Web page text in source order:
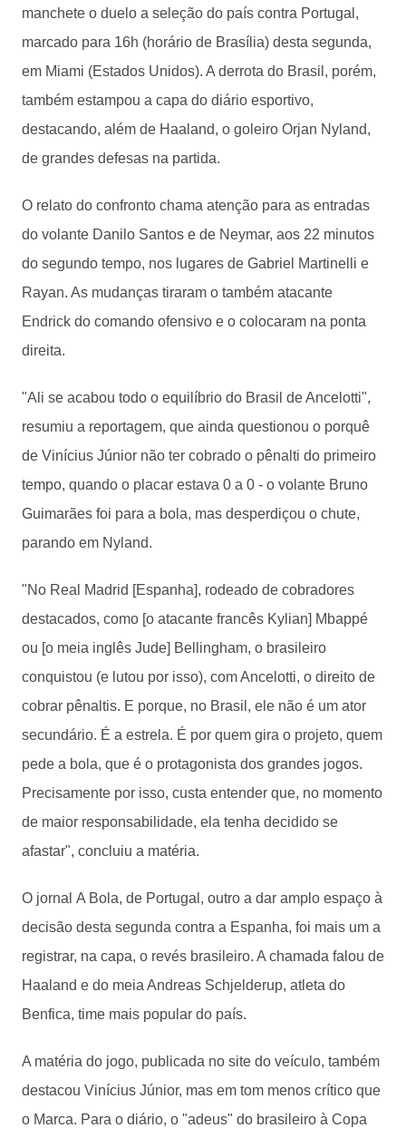
manchete o duelo a seleção do país contra Portugal,
marcado para 16h (horário de Brasília) desta segunda,
em Miami (Estados Unidos). A derrota do Brasil, porém,
também estampou a capa do diário esportivo,
destacando, além de Haaland, o goleiro Orjan Nyland,
de grandes defesas na partida.
O relato do confronto chama atenção para as entradas
do volante Danilo Santos e de Neymar, aos 22 minutos
do segundo tempo, nos lugares de Gabriel Martinelli e
Rayan. As mudanças tiraram o também atacante
Endrick do comando ofensivo e o colocaram na ponta
direita.
"Ali se acabou todo o equilíbrio do Brasil de Ancelotti",
resumiu a reportagem, que ainda questionou o porquê
de Vinícius Júnior não ter cobrado o pênalti do primeiro
tempo, quando o placar estava 0 a 0 - o volante Bruno
Guimarães foi para a bola, mas desperdiçou o chute,
parando em Nyland.
"No Real Madrid [Espanha], rodeado de cobradores
destacados, como [o atacante francês Kylian] Mbappé
ou [o meia inglês Jude] Bellingham, o brasileiro
conquistou (e lutou por isso), com Ancelotti, o direito de
cobrar pênaltis. E porque, no Brasil, ele não é um ator
secundário. É a estrela. É por quem gira o projeto, quem
pede a bola, que é o protagonista dos grandes jogos.
Precisamente por isso, custa entender que, no momento
de maior responsabilidade, ela tenha decidido se
afastar", concluiu a matéria.
O jornal A Bola, de Portugal, outro a dar amplo espaço à
decisão desta segunda contra a Espanha, foi mais um a
registrar, na capa, o revés brasileiro. A chamada falou de
Haaland e do meia Andreas Schjelderup, atleta do
Benfica, time mais popular do país.
A matéria do jogo, publicada no site do veículo, também
destacou Vinícius Júnior, mas em tom menos crítico que
o Marca. Para o diário, o "adeus" do brasileiro à Copa